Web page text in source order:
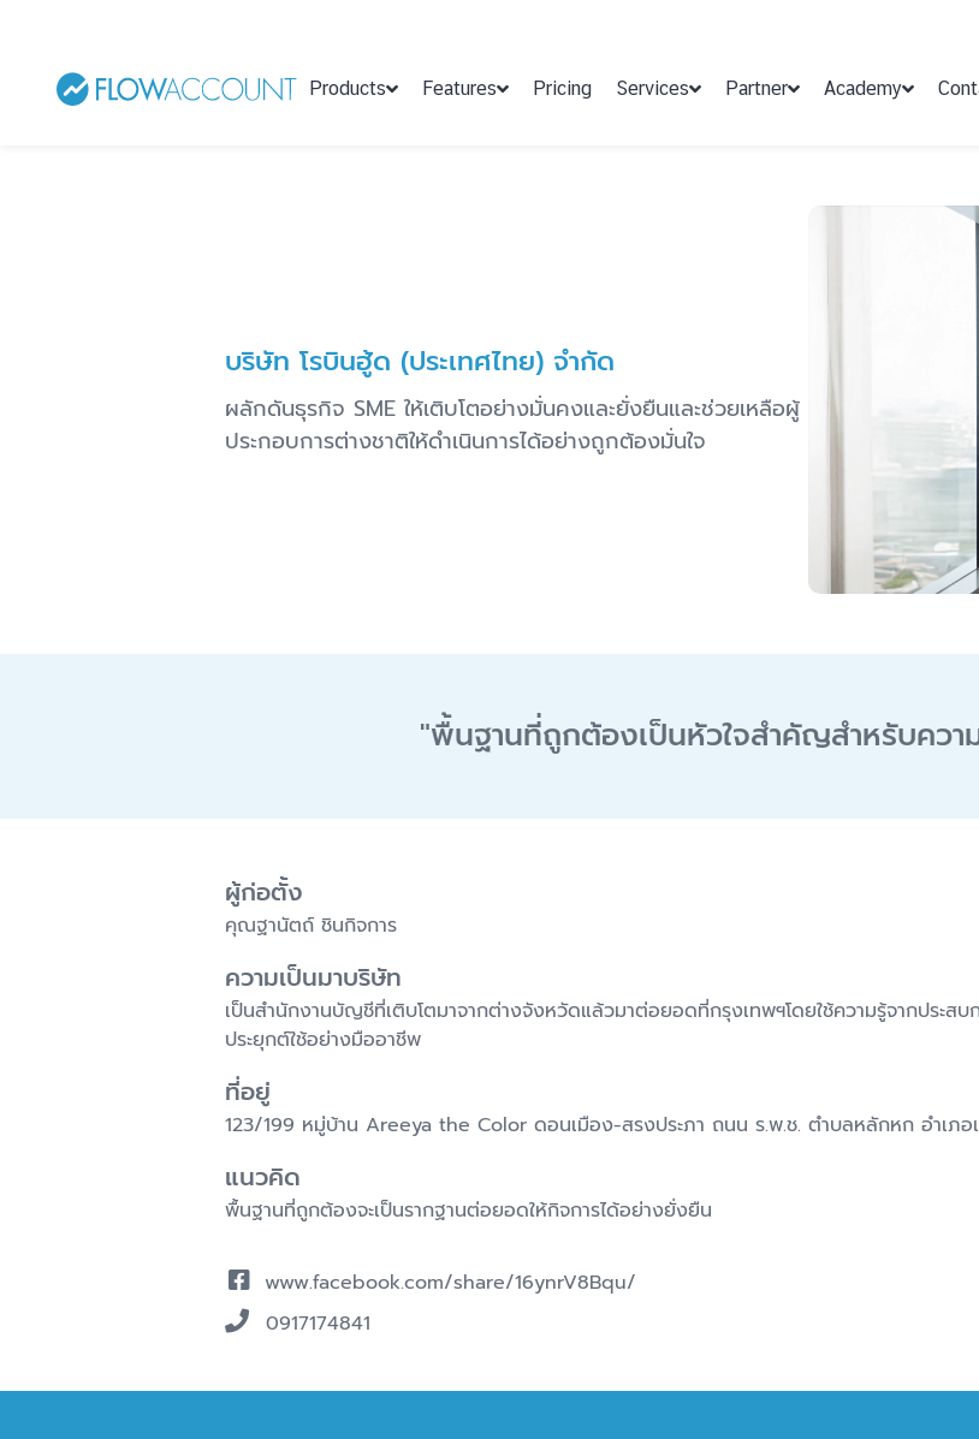
Products Features Pricing Services Partner Academy
บริษัท โรบินฮู้ด (ประเทศไทย) จำกัด
ผลักดันธุรกิจ SME ให้เติบโตอย่างมั่นคงและยั่งยืนและช่วยเหลือผู้
ประกอบการต่างชาติให้ดำเนินการได้อย่างถูกต้องมั่นใจ
"พื้นฐานที่ถูกต้องเป็นหัวใจสำคัญสำหรับคว
ผู้ก่อตั้ง
คุณฐานัตถ์ ชินกิจการ
ความเป็นมาบริษัท
เป็นสำนักงานบัญชีที่เติบโตมาจากต่างจังหวัดแล้วมาต่อยอดที่กรุงเทพฯโดยใช้ความรู้จากประ
ประยุกต์ใช้อย่างมืออาชีพ
ที่อยู่
123/199 หมู่บ้าน Areeya the Color ดอนเมือง-สรงประภา ถนน ร.พ.ช. ตำบลหลักหก อำเภ
แนวคิด
พื้นฐานที่ถูกต้องจะเป็นรากฐานต่อยอดให้กิจการได้อย่างยั่งยืน
www.facebook.com/share/16ynrV8Bqu/
0917174841